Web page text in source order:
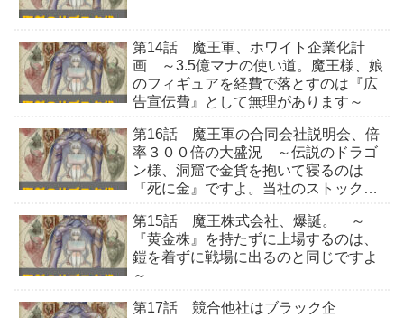
第14話 魔王軍、ホワイト企業化計
画 ～3.5億マナの使い道。魔王様、娘
のフィギュアを経費で落とすのは『広
告宣伝費』として無理があります～
第16話 魔王軍の合同会社説明会、倍
率３００倍の大盛況 ～伝説のドラゴ
ン様、洞窟で金貨を抱いて寝るのは
『死に金』ですよ。当社のストックオ
第15話 魔王株式会社、爆誕。 ～
『黄金株』を持たずに上場するのは、
鎧を着ずに戦場に出るのと同じですよ
～
第17話 競合他社はブラック企